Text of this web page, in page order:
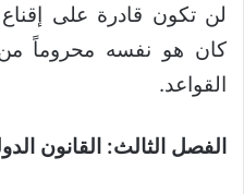
لن تكون قادرة على إقناع
كان هو نفسه محروماً من
القواعد.
الفصل الثالث: القانون